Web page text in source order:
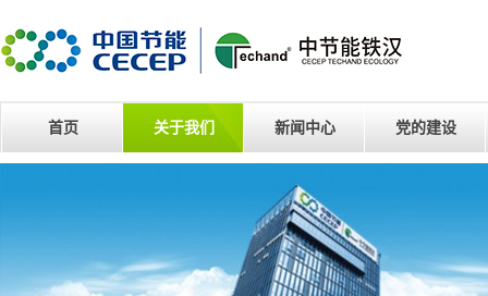
首页 关于我们 新闻中心 党的建设